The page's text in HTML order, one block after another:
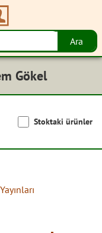
Gökel
Stoktaki ürünler